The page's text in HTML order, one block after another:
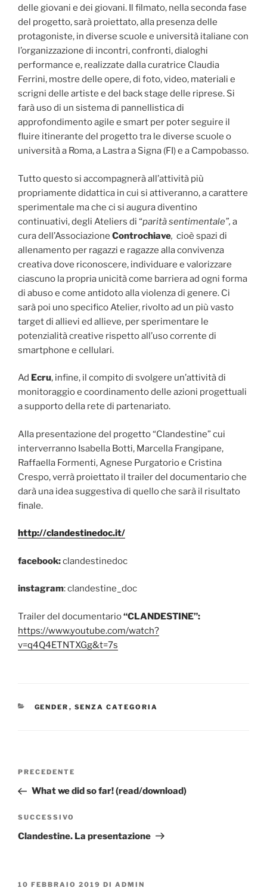
delle giovani e dei giovani. Il filmato, nella seconda fase
del progetto, sarà proiettato, alla presenza delle
protagoniste, in diverse scuole e università italiane con
l’organizzazione di incontri, confronti, dialoghi
performance e, realizzate dalla curatrice Claudia
Ferrini, mostre delle opere, di foto, video, materiali e
scrigni delle artiste e del back stage delle riprese. Si
farà uso di un sistema di pannellistica di
approfondimento agile e smart per poter seguire il
fluire itinerante del progetto tra le diverse scuole o
università a Roma, a Lastra a Signa (FI) e a Campobasso.
Tutto questo si accompagnerà all’attività più
propriamente didattica in cui si attiveranno, a carattere
sperimentale ma che ci si augura diventino
continuativi, degli Ateliers di “parità sentimentale”, a
cura dell’Associazione Controchiave, cioè spazi di
allenamento per ragazzi e ragazze alla convivenza
creativa dove riconoscere, individuare e valorizzare
ciascuno la propria unicità come barriera ad ogni forma
di abuso e come antidoto alla violenza di genere. Ci
sarà poi uno specifico Atelier, rivolto ad un più vasto
target di allievi ed allieve, per sperimentare le
potenzialità creative rispetto all’uso corrente di
smartphone e cellulari.
Ad Ecru, infine, il compito di svolgere un’attività di
monitoraggio e coordinamento delle azioni progettuali
a supporto della rete di partenariato.
Alla presentazione del progetto “Clandestine” cui
interverranno Isabella Botti, Marcella Frangipane,
Raffaella Formenti, Agnese Purgatorio e Cristina
Crespo, verrà proiettato il trailer del documentario che
darà una idea suggestiva di quello che sarà il risultato
finale.
http://clandestinedoc.it/
facebook:clandestinedoc
instagram: clandestine_doc
Trailer del documentario“CLANDESTINE”:
https://www.youtube.com/watch?
v=q4Q4ETNTXGg&t=7s
CATEGORIE
GENDER , SENZA CATEGORIA
Navigazione
Articolo
precedente:
PRECEDENTE
What we did so far! (read/download)
Articolo
successivo
SUCCESSIVO
Clandestine. La presentazione
PUBBLICATO
10 FEBBRAIO 2019 DI ADMIN